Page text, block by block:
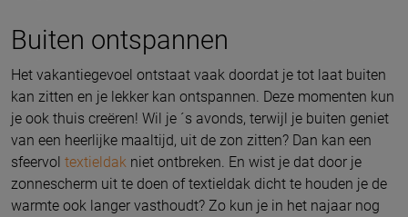
Buiten ontspannen
Het vakantiegevoel ontstaat vaak doordat je tot laat buiten
kan zitten en je lekker kan ontspannen. Deze momenten kun
je ook thuis creëren! Wil je ´s avonds, terwijl je buiten geniet
van een heerlijke maaltijd, uit de zon zitten? Dan kan een
sfeervol textieldak niet ontbreken. En wist je dat door je
zonnescherm uit te doen of textieldak dicht te houden je de
warmte ook langer vasthoudt? Zo kun je in het najaar nog